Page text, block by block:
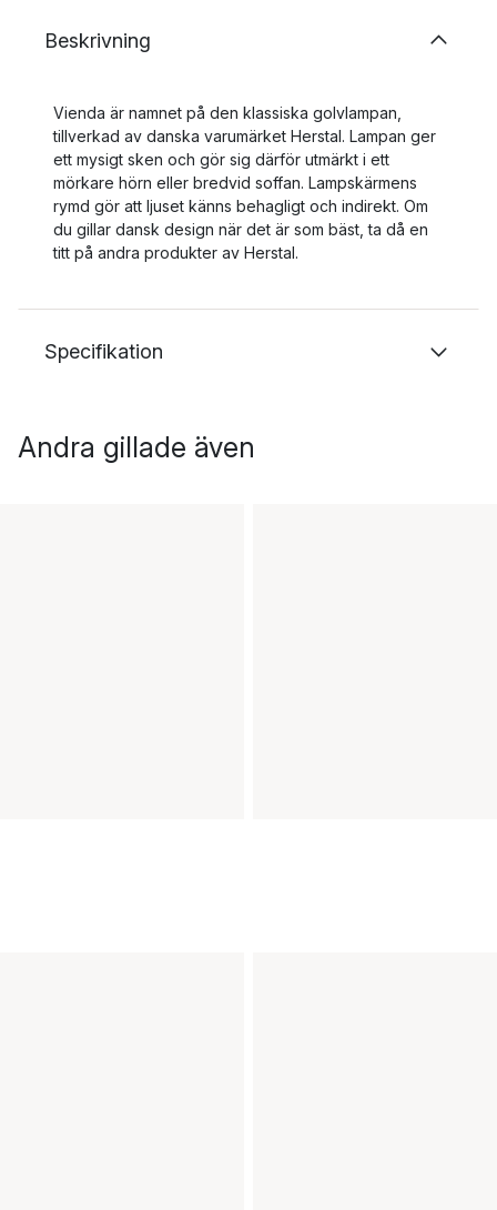
Beskrivning
Vienda är namnet på den klassiska golvlampan,
tillverkad av danska varumärket Herstal. Lampan ger
ett mysigt sken och gör sig därför utmärkt i ett
mörkare hörn eller bredvid soffan. Lampskärmens
rymd gör att ljuset känns behagligt och indirekt. Om
du gillar dansk design när det är som bäst, ta då en
titt på andra produkter av Herstal.
Specifikation
Andra gillade även